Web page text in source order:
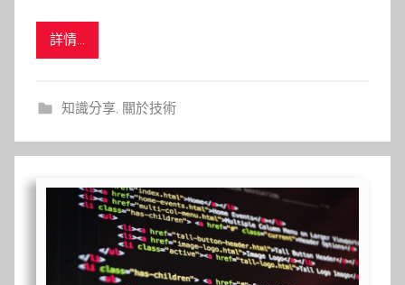
詳情...
知識分享, 關於技術